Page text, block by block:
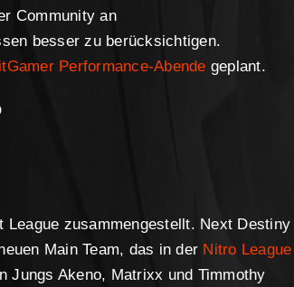
Community an
besser zu berücksichtigen.
Performance-Abende geplant.
League zusammengestellt. Next Destiny
Main Team, das in der Nitro League
Jungs Akeno, Matrixx und Timmothy